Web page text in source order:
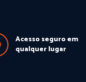
Acesso seguro em
qualquer lugar